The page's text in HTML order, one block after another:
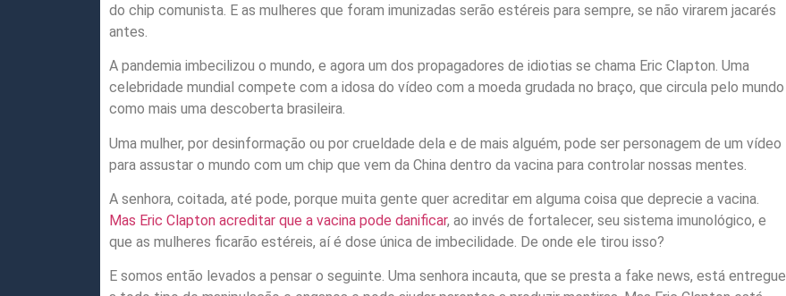
do chip comunista. E as mulheres que foram imunizadas serão estéreis para sempre, se não virarem jacarés
antes.
A pandemia imbecilizou o mundo, e agora um dos propagadores de idiotias se chama Eric Clapton. Uma
celebridade mundial compete com a idosa do vídeo com a moeda grudada no braço, que circula pelo mundo
como mais uma descoberta brasileira.
Uma mulher, por desinformação ou por crueldade dela e de mais alguém, pode ser personagem de um vídeo
para assustar o mundo com um chip que vem da China dentro da vacina para controlar nossas mentes.
A senhora, coitada, até pode, porque muita gente quer acreditar em alguma coisa que deprecie a vacina.
Mas Eric Clapton acreditar que a vacina pode danificar, ao invés de fortalecer, seu sistema imunológico, e
que as mulheres ficarão estéreis, aí é dose única de imbecilidade. De onde ele tirou isso?
E somos então levados a pensar o seguinte. Uma senhora incauta, que se presta a fake news, está entregue